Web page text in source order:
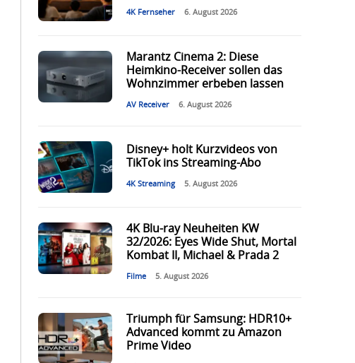
4K Fernseher 6. August 2026
Marantz Cinema 2: Diese
Heimkino-Receiver sollen das
Wohnzimmer erbeben lassen
AV Receiver 6. August 2026
Disney+ holt Kurzvideos von
TikTok ins Streaming-Abo
4K Streaming 5. August 2026
4K Blu-ray Neuheiten KW
32/2026: Eyes Wide Shut, Mortal
Kombat II, Michael & Prada 2
Filme 5. August 2026
Triumph für Samsung: HDR10+
Advanced kommt zu Amazon
Prime Video